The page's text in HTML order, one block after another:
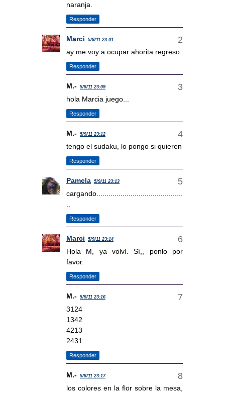
naranja.
Responder
Marci 5/9/11 23:01
ay me voy a ocupar ahorita regreso.
Responder
M.- 5/9/11 23:09
hola Marcia juego...
Responder
M.- 5/9/11 23:12
tengo el sudaku, lo pongo si quieren
Responder
Pamela 5/9/11 23:13
cargando...........................................
..
Responder
Marci 5/9/11 23:14
Hola M, ya volví. Sí,, ponlo por
favor.
Responder
M.- 5/9/11 23:16
3124
1342
4213
2431
Responder
M.- 5/9/11 23:17
los colores en la flor sobre la mesa,